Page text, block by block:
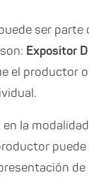
ser parte
Expositor
el productor
la modalidad